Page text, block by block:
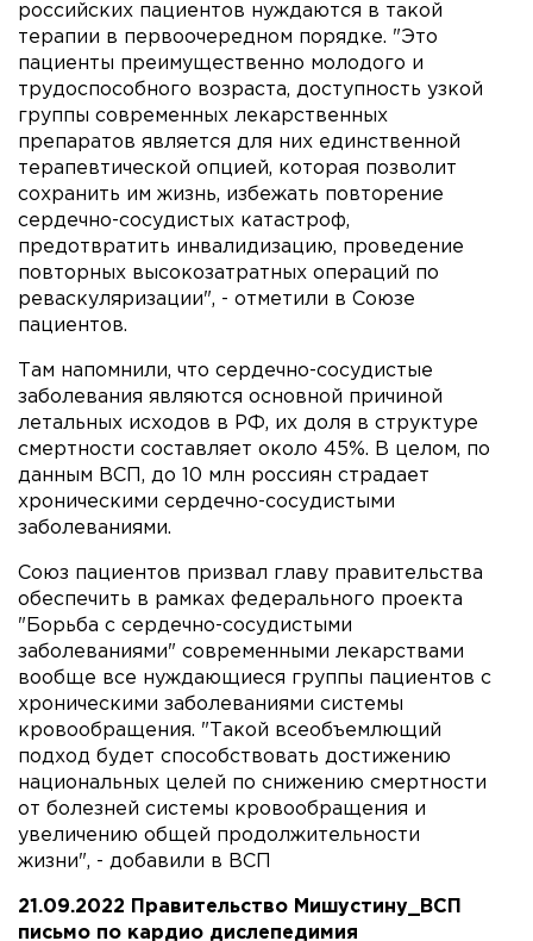
российских пациентов нуждаются в такой
терапии в первоочередном порядке. "Это
пациенты преимущественно молодого и
трудоспособного возраста, доступность узкой
группы современных лекарственных
препаратов является для них единственной
терапевтической опцией, которая позволит
сохранить им жизнь, избежать повторение
сердечно-сосудистых катастроф,
предотвратить инвалидизацию, проведение
повторных высокозатратных операций по
реваскуляризации", - отметили в Союзе
пациентов.
Там напомнили, что сердечно-сосудистые
заболевания являются основной причиной
летальных исходов в РФ, их доля в структуре
смертности составляет около 45%. В целом, по
данным ВСП, до 10 млн россиян страдает
хроническими сердечно-сосудистыми
заболеваниями.
Союз пациентов призвал главу правительства
обеспечить в рамках федерального проекта
"Борьба с сердечно-сосудистыми
заболеваниями" современными лекарствами
вообще все нуждающиеся группы пациентов с
хроническими заболеваниями системы
кровообращения. "Такой всеобъемлющий
подход будет способствовать достижению
национальных целей по снижению смертности
от болезней системы кровообращения и
увеличению общей продолжительности
жизни", - добавили в ВСП
21.09.2022 Правительство Мишустину_ВСП
письмо по кардио дислепедимия